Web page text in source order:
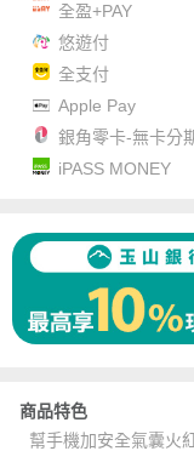
全盈+PAY
悠遊付
全支付
Apple Pay
銀角零卡-無卡分
iPASS MONEY
商品特色
幫手機加安全氣囊火